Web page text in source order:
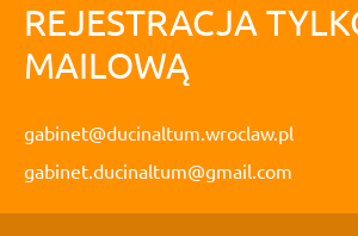
REJESTRACJA
MAILOWĄ
gabinet@ducinaltum.wroclaw.pl
gabinet.ducinaltum@gmail.com